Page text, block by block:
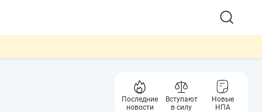
Последние
новости
Вступают
в силу
Новые
НПА